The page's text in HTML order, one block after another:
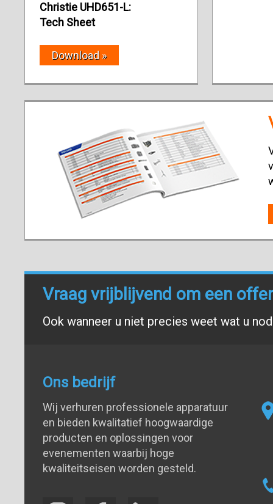
Christie UHD651-L:
Tech Sheet
Download »
Vraag vrijblijvend om een
Ook wanneer u niet precies weet wat u
Ons bedrijf
Wij verhuren professionele apparatuur
en bieden kwalitatief hoogwaardige
producten en oplossingen voor
evenementen waarbij hoge
kwaliteitseisen worden gesteld.